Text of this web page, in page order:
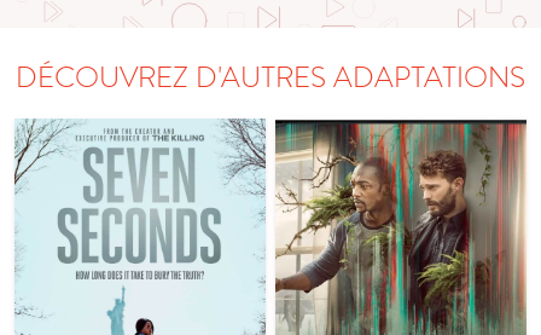
DÉCOUVREZ D'AUTRES ADAPTATIONS